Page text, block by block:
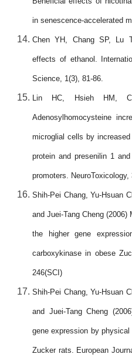
in senescence-accelerated
Chen YH, Chang SP, Lu
effects of ethanol.
Science, 1(3), 81-86.
Lin HC, Hsieh HM,
Adenosylhomocysteine
microglial cells by
protein and presenilin 1
promoters. NeuroToxicology,
Shih-Pei Chang, Yu-Hsuan
and Juei-Tang Cheng
the higher gene
carboxykinase in obese
246(SCI)
Shih-Pei Chang, Yu-Hsuan
and Juei-Tang Cheng
gene expression by
Zucker rats. European